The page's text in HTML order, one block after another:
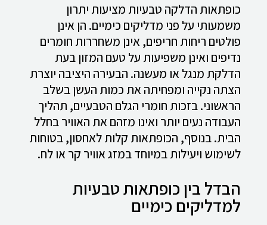
כופתאות הדלקה טבעיות מציעות יתרון
משמעותי על פני מדליקים כימיים. הן אינן
פולטים ריחות חריפים, אינן משחררות חומרים
נדיפים ואינן משפיעות על טעם המזון בעת
הדלקת מנגל או מעשנה. הבעירה היציבה יוצרת
הצתה נקייה ומפחיתה את כמות העשן בשלב
הראשוני. בזכות חומרי הגלם הטבעיים, תהליך
העבודה נעים יותר ואינו מזהם את האוויר בחלל
הבית. בנוסף, הכופתאות קלות לאחסון, בטוחות
לשימוש ויעילות במיוחד במזג אוויר קר או לח.
הבדל בין כופתאות טבעיות
למדליקים כימיים